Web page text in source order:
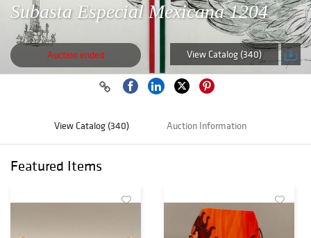
Subasta Especial Mexicana 1204
Auction ended View Catalog (340)
View Catalog (340) Auction Information
Featured Items